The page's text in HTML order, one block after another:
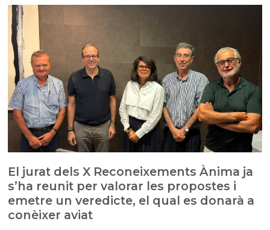
El jurat dels X Reconeixements Ànima ja
s’ha reunit per valorar les propostes i
emetre un veredicte, el qual es donarà a
conèixer aviat